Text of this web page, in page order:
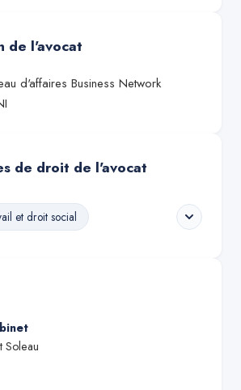
de l'avocat
d'affaires Business Network
de droit de l'avocat
et droit social
Soleau